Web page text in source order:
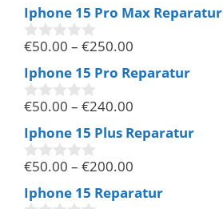
o
n
5
Iphone 15 Pro Max Reparatur
0
o
n
5
€50.00 – €250.00
Iphone 15 Pro Reparatur
0
o
n
5
€50.00 – €240.00
Iphone 15 Plus Reparatur
0
o
€50.00 – €200.00
Iphone 15 Reparatur